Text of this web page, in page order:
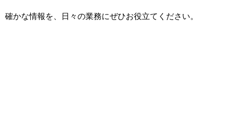
確かな情報を、日々の業務にぜひお役立てください。